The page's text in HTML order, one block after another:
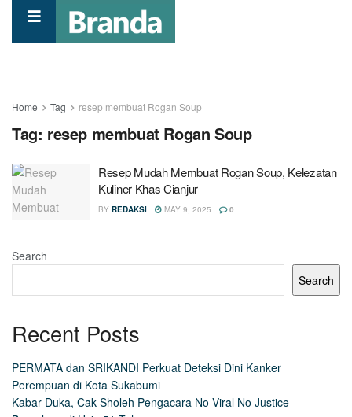
Home Tag resep membuat Rogan Soup
Tag: resep membuat Rogan Soup
Resep Mudah Membuat Rogan Soup, Kelezatan
Kuliner Khas Cianjur
BY REDAKSI MAY 9, 2025 0
Search
Search
Recent Posts
PERMATA dan SRIKANDI Perkuat Deteksi Dini Kanker
Perempuan di Kota Sukabumi
Kabar Duka, Cak Sholeh Pengacara No Viral No Justice